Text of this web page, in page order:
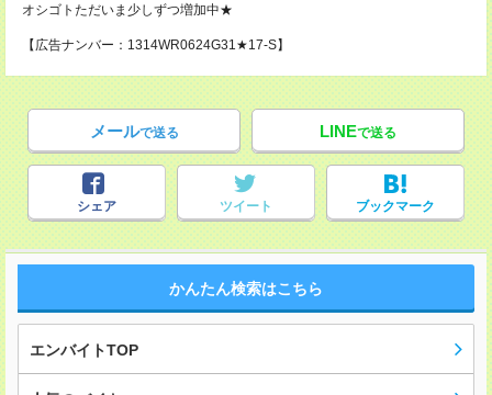
オシゴトただいま少しずつ増加中★
【広告ナンバー：1314WR0624G31★17-S】
メールで送る LINEで送る
シェア ツイート ブックマーク
かんたん検索はこちら
エンバイトTOP